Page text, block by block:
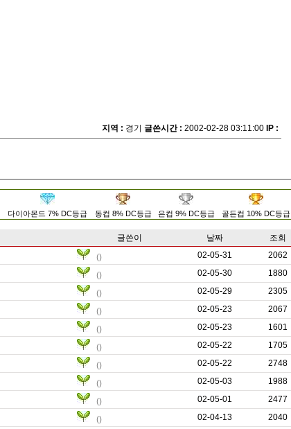
지역 : 경기 글쓴시간 : 2002-02-28 03:11:00 IP :
다이아몬드 7% DC등급 동컵 8% DC등급 은컵 9% DC등급 골든컵 10% DC등급
글쓴이 날짜
조회
() 02-05-31
2062
() 02-05-30
1880
() 02-05-29
2305
() 02-05-23
2067
() 02-05-23
1601
() 02-05-22
1705
() 02-05-22
2748
() 02-05-03
1988
() 02-05-01
2477
() 02-04-13
2040